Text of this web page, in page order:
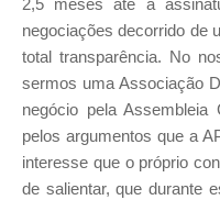
2,5 meses até à
negociações decorrido de
total transparência. No
sermos uma Associação
negócio pela
pelos argumentos que a
interesse que o próprio
de salientar, que durante